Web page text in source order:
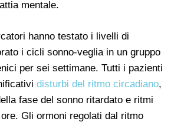
mentale.
hanno testato i livelli di
i cicli sonno-veglia in un gruppo
per sei settimane. Tutti i pazienti
disturbi del ritmo circadiano,
fase del sonno ritardato e ritmi
Gli ormoni regolati dal ritmo